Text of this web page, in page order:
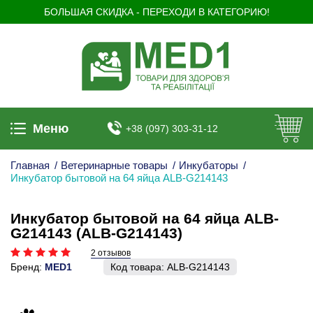
БОЛЬШАЯ СКИДКА - ПЕРЕХОДИ В КАТЕГОРИЮ!
Меню +38 (097) 303-31-12
Главная / Ветеринарные товары / Инкубаторы /
Инкубатор бытовой на 64 яйца ALB-G214143
Инкубатор бытовой на 64 яйца ALB-
G214143 (ALB-G214143)
2 отзывов
Бренд: MED1 Код товара: ALB-G214143